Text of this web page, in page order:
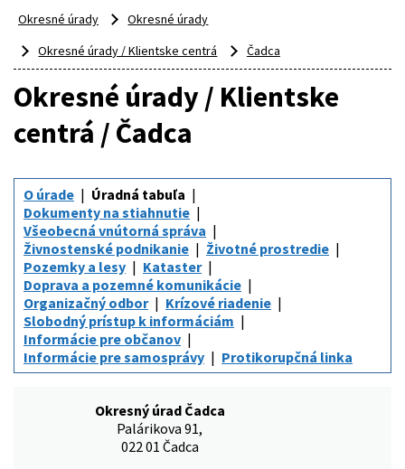
Okresné úrady
Okresné úrady
Okresné úrady / Klientske centrá
Čadca
Okresné úrady / Klientske
centrá / Čadca
O úrade
Úradná tabuľa
Dokumenty na stiahnutie
Všeobecná vnútorná správa
Živnostenské podnikanie
Životné prostredie
Pozemky a lesy
Kataster
Doprava a pozemné komunikácie
Organizačný odbor
Krízové riadenie
Slobodný prístup k informáciám
Informácie pre občanov
Informácie pre samosprávy
Protikorupčná linka
Okresný úrad Čadca
Palárikova 91,
022 01 Čadca